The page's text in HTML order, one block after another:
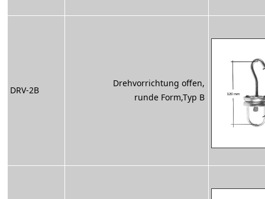
DRV-2B
Drehvorrichtung offen,
runde Form,Typ B